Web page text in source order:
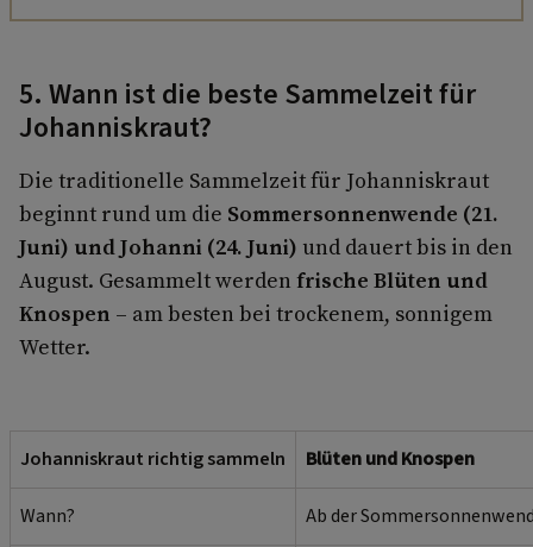
5. Wann ist die beste Sammelzeit für
Johanniskraut?
Die traditionelle Sammelzeit für Johanniskraut
beginnt rund um die Sommersonnenwende (21.
Juni) und Johanni (24. Juni) und dauert bis in den
August. Gesammelt werden frische Blüten und
Knospen – am besten bei trockenem, sonnigem
Wetter.
Johanniskraut richtig sammeln Blüten und Knospen
Wann? Ab der